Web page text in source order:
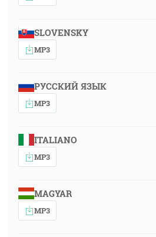
SLOVENSKY
MP3
РУССКИЙ ЯЗЫК
MP3
ITALIANO
MP3
MAGYAR
MP3